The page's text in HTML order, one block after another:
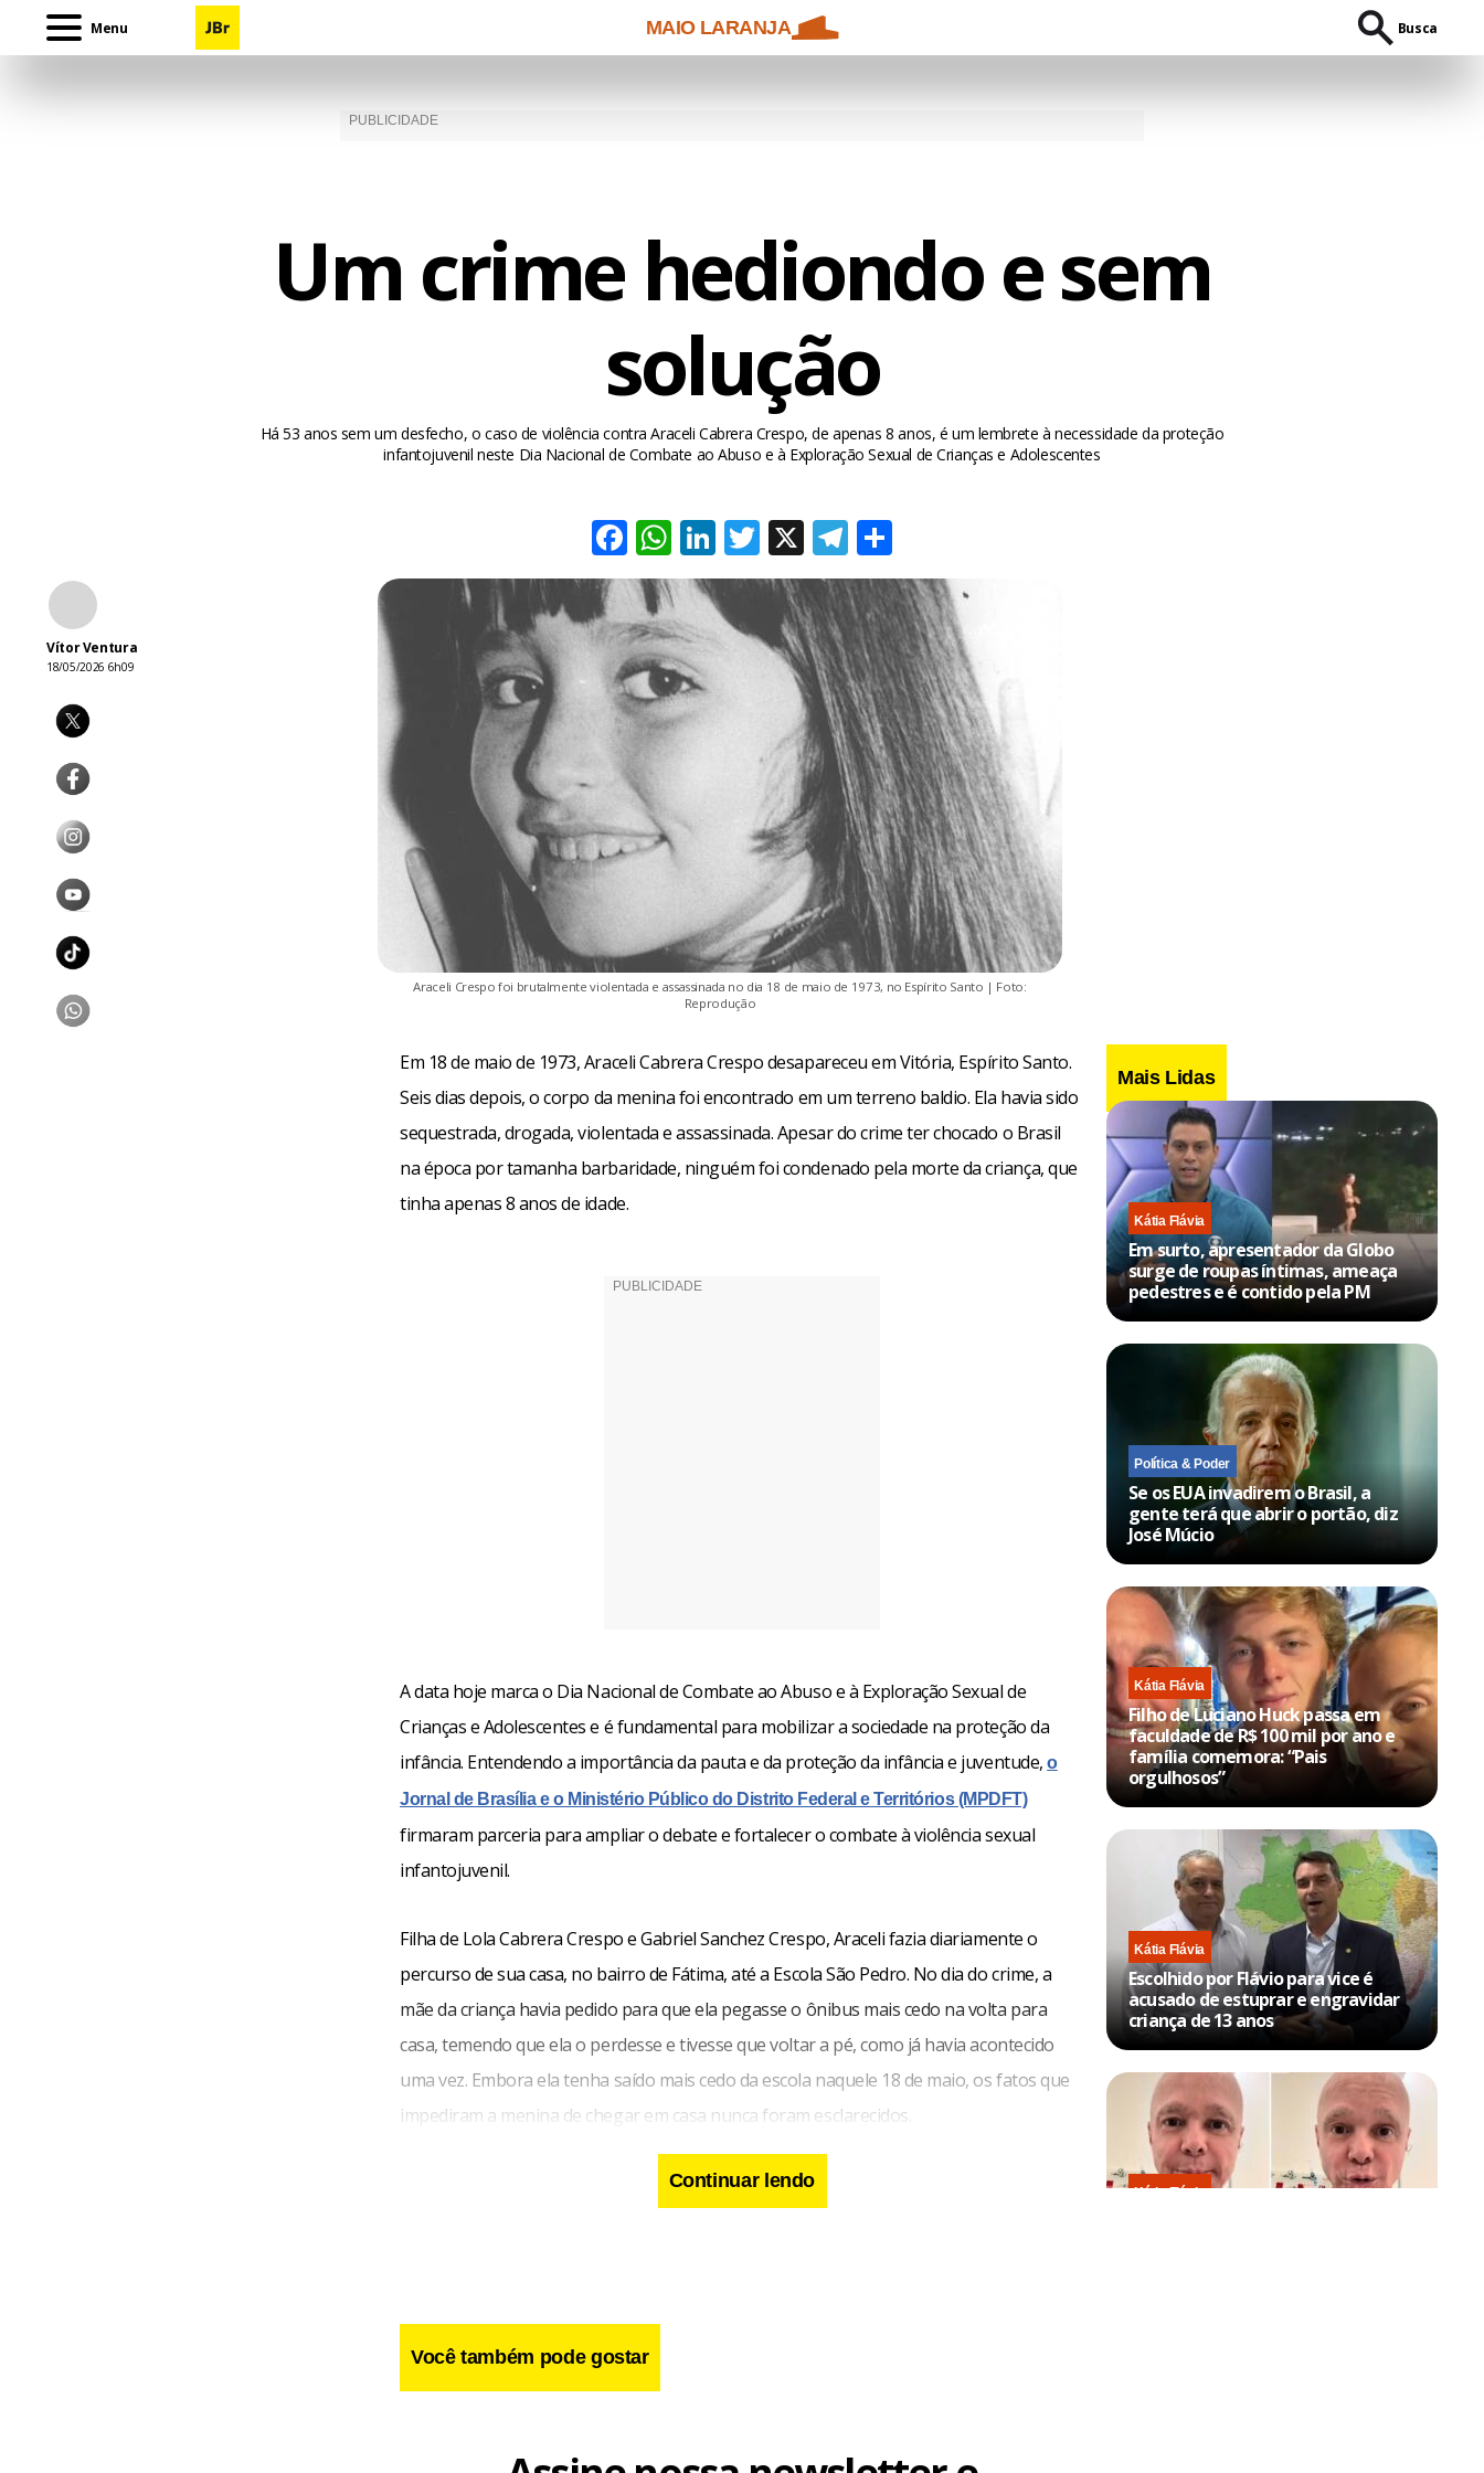
Menu MAIO LARANJA Busca
Um crime hediondo e sem
solução
Há 53 anos sem um desfecho, o caso de violência contra Araceli Cabrera Crespo, de apenas 8 anos, é um lembrete à necessidade da proteção
infantojuvenil neste Dia Nacional de Combate ao Abuso e à Exploração Sexual de Crianças e Adolescentes
Facebook
WhatsApp
LinkedIn
Twitter
X Telegram
Vítor Ventura
18/05/2026 6h09
Araceli Crespo foi brutalmente violentada e assassinada no dia 18 de maio de 1973, no Espírito Santo | Foto:
Reprodução
Em 18 de maio de 1973, Araceli Cabrera Crespo desapareceu em Vitória, Espírito Santo.
Seis dias depois, o corpo da menina foi encontrado em um terreno baldio. Ela havia sido
sequestrada, drogada, violentada e assassinada. Apesar do crime ter chocado o Brasil
na época por tamanha barbaridade, ninguém foi condenado pela morte da criança, que
tinha apenas 8 anos de idade.
A data hoje marca o Dia Nacional de Combate ao Abuso e à Exploração Sexual de
Crianças e Adolescentes e é fundamental para mobilizar a sociedade na proteção da
infância. Entendendo a importância da pauta e da proteção da infância e juventude,o
Jornal de Brasíliae o Ministério Público do Distrito Federal e Territórios (MPDFT)
firmaram parceria para ampliar o debate e fortalecer o combate à violência sexual
infantojuvenil.
Filha de Lola Cabrera Crespo e Gabriel Sanchez Crespo, Araceli fazia diariamente o
percurso de sua casa, no bairro de Fátima, até a Escola São Pedro. No dia do crime, a
mãe da criança havia pedido para que ela pegasse o ônibus mais cedo na volta para
casa, temendo que ela o perdesse e tivesse que voltar a pé, como já havia acontecido
uma vez. Embora ela tenha saído mais cedo da escola naquele 18 de maio, os fatos que
impediram a menina de chegar em casa nunca foram esclarecidos.
Continuar lendo
Você também pode gostar
Mais Lidas
Kátia Flávia
Em surto, apresentador da Globo
surge de roupas íntimas, ameaça
pedestres e é contido pela PM
Política & Poder
Se os EUA invadirem o Brasil, a
gente terá que abrir o portão, diz
José Múcio
Kátia Flávia
Filho de Luciano Huck passa em
faculdade de R$ 100 mil por ano e
família comemora: “Pais
orgulhosos”
Kátia Flávia
Escolhido por Flávio para vice é
acusado de estuprar e engravidar
criança de 13 anos
Kátia Flávia